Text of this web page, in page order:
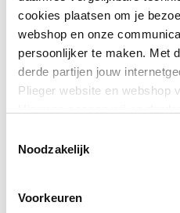
cookies plaatsen om je
webshop en onze
persoonlijker te maken. Met
derde partijen jouw
Plieger website en webshop
We slaan je cookievoorkeur
Noodzakelijk
Voorkeuren